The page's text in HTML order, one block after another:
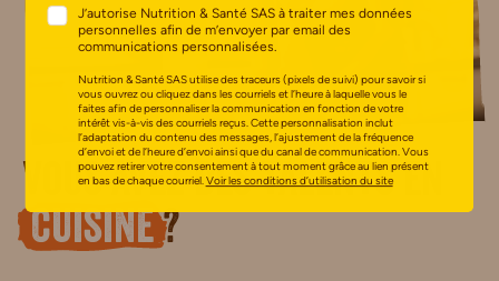
Vous avez des talents en
cuisine ?
J’autorise Nutrition & Santé SAS à traiter mes données
personnelles afin de m’envoyer par email des
communications personnalisées.
Nutrition & Santé SAS utilise des traceurs (pixels de suivi) pour savoir si
vous ouvrez ou cliquez dans les courriels et l’heure à laquelle vous le
faites afin de personnaliser la communication en fonction de votre
intérêt vis-à-vis des courriels reçus. Cette personnalisation inclut
l’adaptation du contenu des messages, l’ajustement de la fréquence
d’envoi et de l’heure d’envoi ainsi que du canal de communication. Vous
pouvez retirer votre consentement à tout moment grâce au lien présent
en bas de chaque courriel.Voir les conditions d’utilisation du site